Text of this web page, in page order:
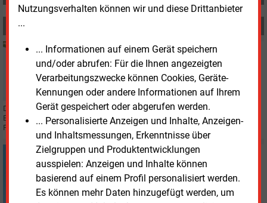
Nutzungsverhalten können wir und diese Drittanbieter
...
... Informationen auf einem Gerät speichern
und/oder abrufen: Für die Ihnen angezeigten
Verarbeitungszwecke können Cookies, Geräte-
Kennungen oder andere Informationen auf Ihrem
Gerät gespeichert oder abgerufen werden.
... Personalisierte Anzeigen und Inhalte, Anzeigen-
und Inhaltsmessungen, Erkenntnisse über
Zielgruppen und Produktentwicklungen
ausspielen: Anzeigen und Inhalte können
basierend auf einem Profil personalisiert werden.
Es können mehr Daten hinzugefügt werden, um
Freitag, 17.07.2026, 15:53
E&M REGULIERUNG
Wissenschaftler empfehlen Änderungen bei
Stromnetzentgelten
Der Wissenschaftliche Arbeitskreis für Regulierungsfragen (WAR) hat
Empfehlungen zur künftigen Regulierung der Stromnetzentgelte (AgNes-
Prozess) durch die Bundesnetzagentur vorgelegt.
Montag, 15.06.2026, 09:20
STROMNETZ
Erneuerbaren-Branche fordert Bestandsschutz bei
Netzentgelten